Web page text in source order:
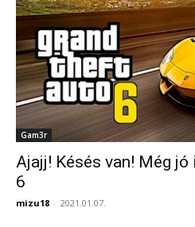
Gam3r
Ajajj! Késés van! Még
6
mizu18 - 2021.01.07.